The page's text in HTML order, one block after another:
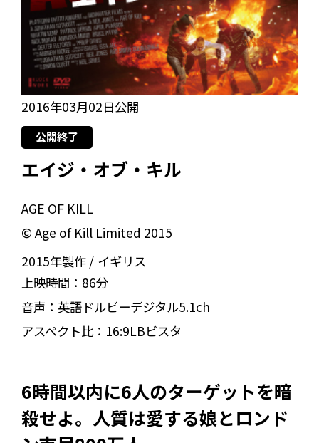
2016年03月02日公開
公開終了
エイジ・オブ・キル
AGE OF KILL
© Age of Kill Limited 2015
2015年製作
イギリス
上映時間： 86分
音声： 英語ドルビーデジタル5.1ch
アスペクト比： 16:9LBビスタ
6時間以内に6人のターゲットを暗
殺せよ。人質は愛する娘とロンド